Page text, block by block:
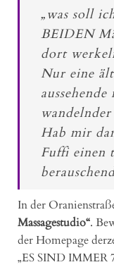
„was soll
BEIDEN
dort
Nur eine
Hab mir
Fuffi einen
In der
Massagestudio“.
der Homepage
„ES SIND